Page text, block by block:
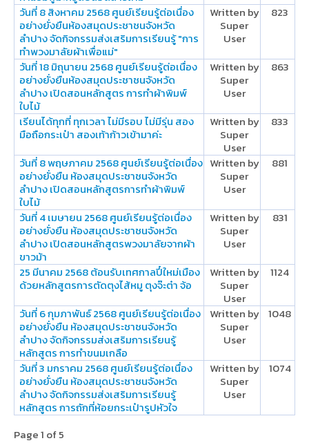
วันที่ 8 สิงหาคม 2568 ศูนย์เรียนรู้ต่อเนื่อง
อย่างยั่งยืนห้องสมุดประชาชนจังหวัด
ลำปาง จัดกิจกรรมส่งเสริมการเรียนรู้ "การ
ทำพวงมาลัยผ้าเพื่อแม่"
Written by
Super
User
823
วันที่ 18 มิถุนายน 2568 ศูนย์เรียนรู้ต่อเนื่อง
อย่างยั่งยืนห้องสมุดประชาชนจังหวัด
ลำปาง เปิดสอนหลักสูตร การทำผ้าพิมพ์
ใบไม้
Written by
Super
User
863
เรียนได้ทุกที่ ทุกเวลา ไม่มีรอบ ไม่มีรุ่น สอง
มือถือกระเป๋า สองเท้าก้าวเข้ามาค่ะ
Written by
Super
User
833
วันที่ 8 พฤษภาคม 2568 ศูนย์เรียนรู้ต่อเนื่อง
อย่างยั่งยืน ห้องสมุดประชาชนจังหวัด
ลำปาง เปิดสอนหลักสูตรการทำผ้าพิมพ์
ใบไม้
Written by
Super
User
881
วันที่ 4 เมษายน 2568 ศูนย์เรียนรู้ต่อเนื่อง
อย่างยั่งยืน ห้องสมุดประชาชนจังหวัด
ลำปาง เปิดสอนหลักสูตรพวงมาลัยจากผ้า
ขาวม้า
Written by
Super
User
831
25 มีนาคม 2568 ต้อนรับเทศกาลปี๋ใหม่เมือง
ด้วยหลักสูตรการตัดตุงไส้หมู ตุงจ๊ะต๋า จ้อ
Written by
Super
User
1124
วันที่ 6 กุมภาพันธ์ 2568 ศูนย์เรียนรู้ต่อเนื่อง
อย่างยั่งยืน ห้องสมุดประชาชนจังหวัด
ลำปาง จัดกิจกรรมส่งเสริมการเรียนรู้
หลักสูตร การทำขนมเกลือ
Written by
Super
User
1048
วันที่ 3 มกราคม 2568 ศูนย์เรียนรู้ต่อเนื่อง
อย่างยั่งยืน ห้องสมุดประชาชนจังหวัด
ลำปาง จัดกิจกรรมส่งเสริมการเรียนรู้
หลักสูตร การถักที่ห้อยกระเป๋ารูปหัวใจ
Written by
Super
User
1074
Page 1 of 5